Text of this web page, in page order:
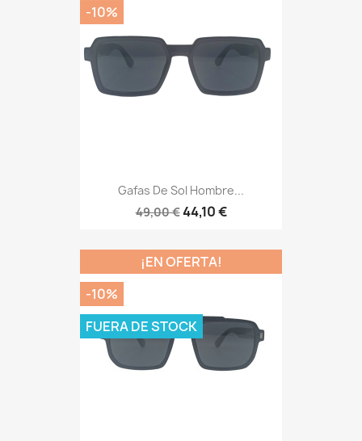
Gafas De Sol Hombre...
49,00 €44,10 €
-10%
¡EN OFERTA!
-10%
FUERA DE STOCK